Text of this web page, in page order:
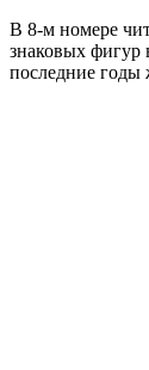
В 8-м номере
знаковых фигур
последние годы